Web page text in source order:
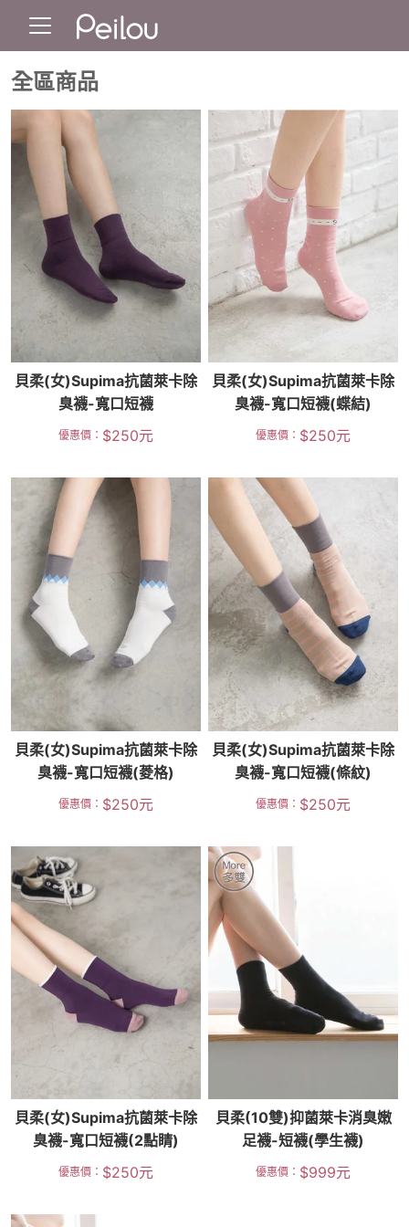
全區商品
貝柔(女)Supima抗菌萊卡除
臭襪-寬口短襪
優惠價： $250元
貝柔(女)Supima抗菌萊卡除
臭襪-寬口短襪(蝶結)
優惠價： $250元
貝柔(女)Supima抗菌萊卡除
臭襪-寬口短襪(菱格)
優惠價： $250元
貝柔(女)Supima抗菌萊卡除
臭襪-寬口短襪(條紋)
優惠價： $250元
貝柔(女)Supima抗菌萊卡除
臭襪-寬口短襪(2點睛)
優惠價： $250元
貝柔(10雙)抑菌萊卡消臭嫩
足襪-短襪(學生襪)
優惠價： $999元